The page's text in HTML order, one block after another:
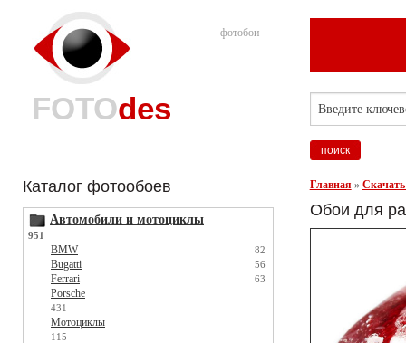
фотобои
FOTOdes
Каталог фотообоев
Автомобили и мотоциклы
951
BMW 82
Bugatti 56
Ferrari 63
Porsche
431
Мотоциклы
115
Главная »
Обои для